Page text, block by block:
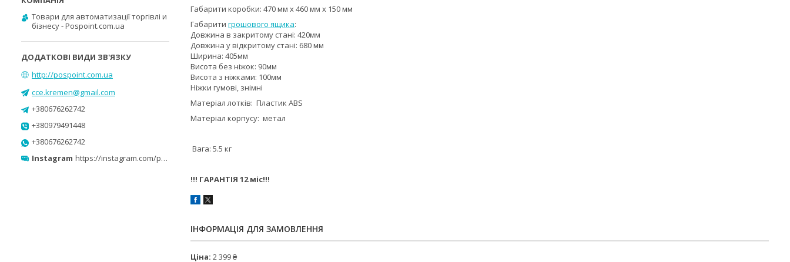
Габарити коробки: 470 мм x 460 мм x 150 мм
Габарити грошового ящика:
Довжина в закритому стані: 420мм
Довжина у відкритому стані: 680 мм
Ширина: 405мм
Висота без ніжок: 90мм
Висота з ніжками: 100мм
Ніжки гумові, знімні
Матеріал лотків: Пластик ABS
Матеріал корпусу: метал
Вага: 5.5 кг
!!! ГАРАНТІЯ 12 міс!!!
ІНФОРМАЦІЯ ДЛЯ ЗАМОВЛЕННЯ
Ціна: 2 399 ₴
Товари для автоматизації торгівлі и
бізнесу - Pospoint.com.ua
http://pospoint.com.ua
cce.kremen@gmail.com
+380676262742
+380979491448
+380676262742
Instagram https://instagram.com/pospoint_com_ua?r=nametag